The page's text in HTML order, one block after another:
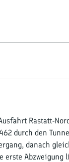
Rastatt-
durch den
danach
erste